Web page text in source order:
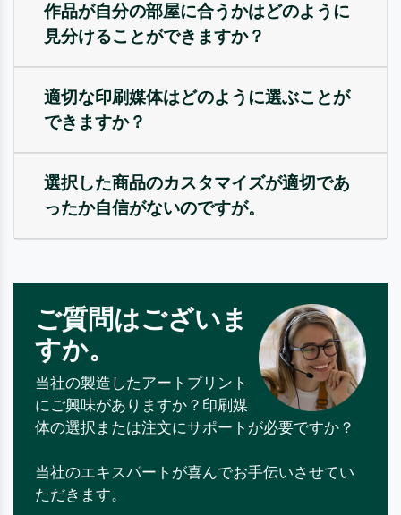
作品が自分の部屋に合うかはどのように
見分けることができますか？
適切な印刷媒体はどのように選ぶことが
できますか？
選択した商品のカスタマイズが適切であ
ったか自信がないのですが。
ご質問はございま
すか。
当社の製造したアートプリント
にご興味がありますか？印刷媒
体の選択または注文にサポートが必要ですか？
当社のエキスパートが喜んでお手伝いさせてい
ただきます。